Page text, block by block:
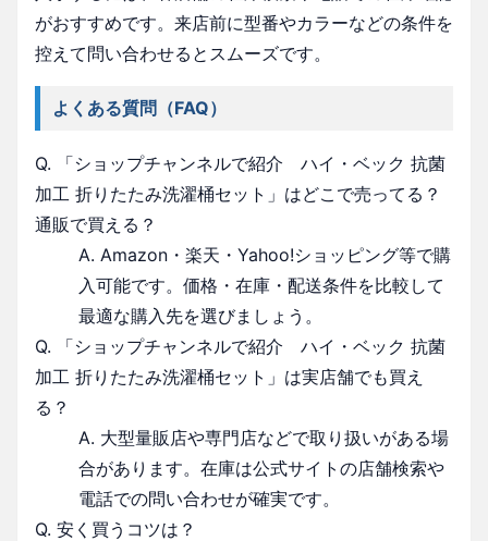
がおすすめです。来店前に型番やカラーなどの条件を
控えて問い合わせるとスムーズです。
よくある質問（FAQ）
Q. 「ショップチャンネルで紹介 ハイ・ベック 抗菌
加工 折りたたみ洗濯桶セット」はどこで売ってる？
通販で買える？
A. Amazon・楽天・Yahoo!ショッピング等で購
入可能です。価格・在庫・配送条件を比較して
最適な購入先を選びましょう。
Q. 「ショップチャンネルで紹介 ハイ・ベック 抗菌
加工 折りたたみ洗濯桶セット」は実店舗でも買え
る？
A. 大型量販店や専門店などで取り扱いがある場
合があります。在庫は公式サイトの店舗検索や
電話での問い合わせが確実です。
Q. 安く買うコツは？